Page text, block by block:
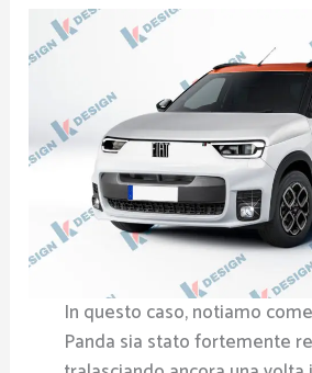
In questo caso, notiamo
Panda sia stato fortemente